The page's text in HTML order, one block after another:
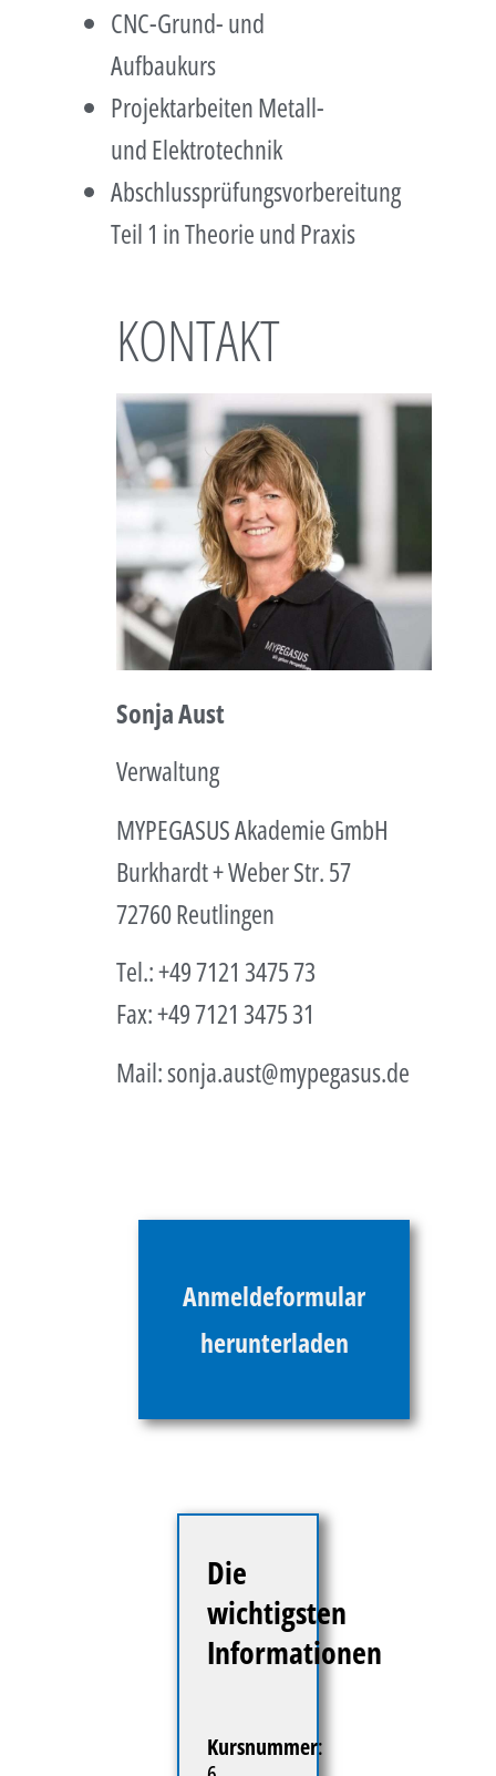
CNC-Grund- und
Aufbaukurs
Projektarbeiten Metall-
und Elektrotechnik
Abschlussprüfungsvorbereitung
Teil 1 in Theorie und Praxis
KONTAKT
Sonja Aust
Verwaltung
MYPEGASUS Akademie GmbH
Burkhardt + Weber Str. 57
72760 Reutlingen
Tel.: +49 7121 3475 73
Fax: +49 7121 3475 31
Mail:sonja.aust@mypegasus.de
Anmeldeformular
herunterladen
Die
wichtigsten
Informationen
Kursnummer: